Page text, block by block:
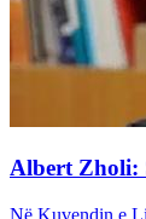
Albert Zholi:
Në Kuvendin e